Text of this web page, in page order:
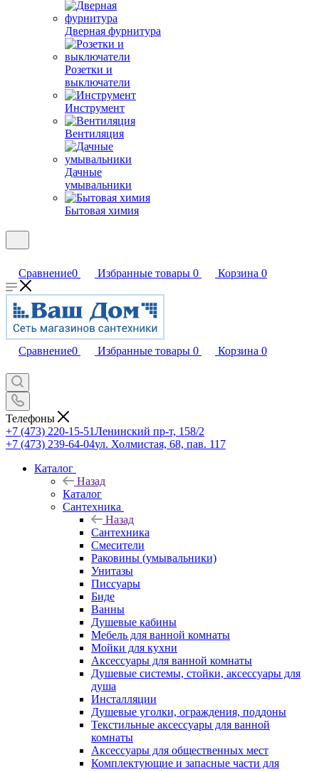
Дверная фурнитура
Розетки и
выключатели
Инструмент
Вентиляция
Дачные
умывальники
Бытовая химия
Сравнение0 Избранные товары 0 Корзина 0
Сравнение0 Избранные товары 0 Корзина 0
Телефоны
+7 (473) 220-15-51Ленинский пр-т, 158/2
+7 (473) 239-64-04ул. Холмистая, 68, пав. 117
Каталог
Назад
Каталог
Сантехника
Назад
Сантехника
Смесители
Раковины (умывальники)
Унитазы
Писсуары
Биде
Ванны
Душевые кабины
Мебель для ванной комнаты
Мойки для кухни
Аксессуары для ванной комнаты
Душевые системы, стойки, аксессуары для
душа
Инсталляции
Душевые уголки, ограждения, поддоны
Текстильные аксессуары для ванной
комнаты
Аксессуары для общественных мест
Комплектующие и запасные части для